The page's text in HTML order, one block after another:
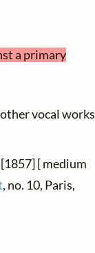
a primary
vocal works
[ medium
, no. 10, Paris,